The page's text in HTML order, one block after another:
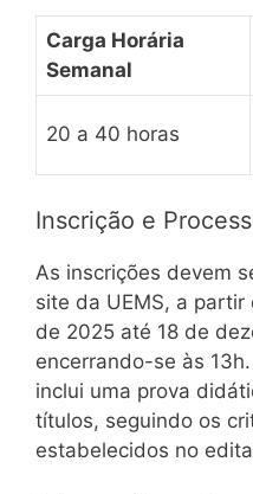
Carga Horária
Semanal
20 a 40 horas
Inscrição e
As inscrições devem
site da UEMS, a
de 2025 até 18 de
encerrando-se às
inclui uma prova
títulos, seguindo os
estabelecidos no